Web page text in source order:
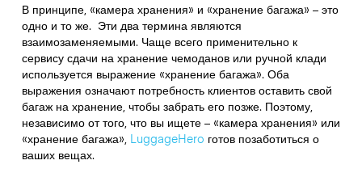
В принципе, «камера хранения» и «хранение багажа» – это
одно и то же. Эти два термина являются
взаимозаменяемыми. Чаще всего применительно к
сервису сдачи на хранение чемоданов или ручной клади
используется выражение «хранение багажа». Оба
выражения означают потребность клиентов оставить свой
багаж на хранение, чтобы забрать его позже. Поэтому,
независимо от того, что вы ищете – «камера хранения» или
«хранение багажа»,LuggageHero готов позаботиться о
ваших вещах.